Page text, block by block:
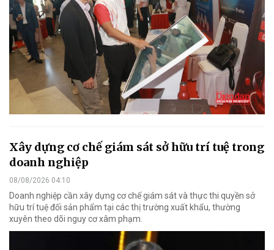
Xây dựng cơ chế giám sát sở hữu trí tuệ trong
doanh nghiệp
08/08/2026 04:10
Doanh nghiệp cần xây dựng cơ chế giám sát và thực thi quyền sở
hữu trí tuệ đối sản phẩm tại các thị trường xuất khẩu, thường
xuyên theo dõi nguy cơ xâm phạm.